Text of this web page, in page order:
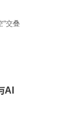
"交叠
AI